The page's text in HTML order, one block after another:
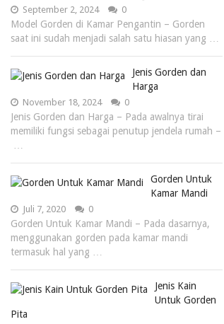
September 2, 2024 0
Model Gorden di Kamar Pengantin – Gorden
saat ini sudah menjadi salah satu hiasan yang …
Jenis Gorden dan
Harga
November 18, 2024 0
Jenis Gorden dan Harga – Pada awalnya tirai
memiliki fungsi sebagai penutup jendela rumah –
Gorden Untuk
Kamar Mandi
Juli 7, 2020 0
Gorden Untuk Kamar Mandi – Pada dasarnya,
menggunakan gorden pada kamar mandi
termasuk hal yang …
Jenis Kain
Untuk Gorden
Pita